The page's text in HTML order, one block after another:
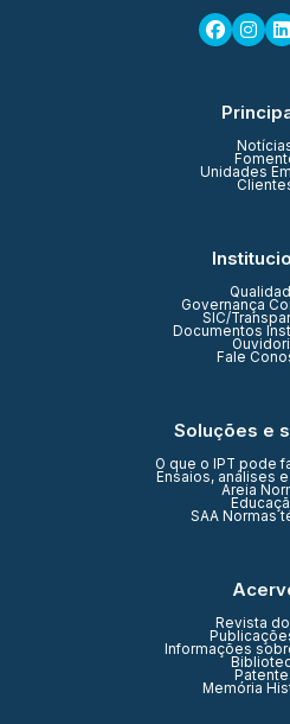
Unidades
Governança
SIC/
Documentos
Fale
Soluções e
O que o IPT pode
Ensaios, análises
Areia
SAA Normas
Revista
Informações
Memória